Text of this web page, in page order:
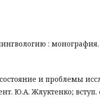
:
и проблемы
Ю.А. Жлуктенко; вступ.